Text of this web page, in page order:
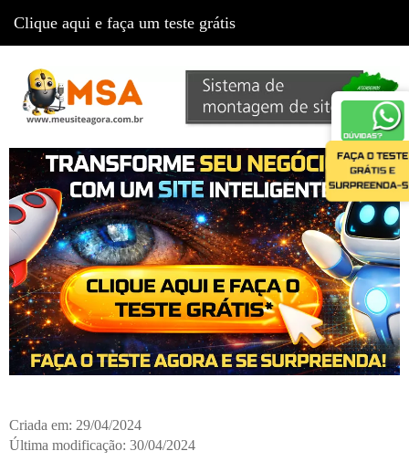
Criada em: 29/04/2024
Última modificação: 30/04/2024
Clique aqui e faça um teste grátis